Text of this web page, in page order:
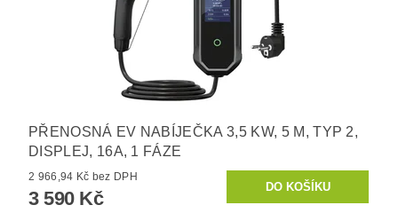
PŘENOSNÁ EV NABÍJEČKA 3,5 KW, 5 M, TYP 2,
DISPLEJ, 16A, 1 FÁZE
2 966,94 Kč bez DPH
3 590 Kč